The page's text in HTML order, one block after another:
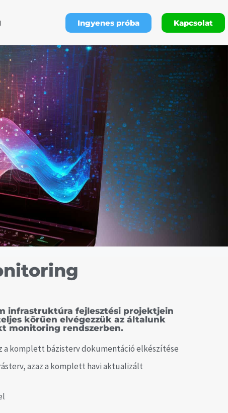
Ingyenes próba Kapcsolat
infrastruktúra fejlesztési projektjein
körűen elvégezzük az általunk
monitoring rendszerben.
a komplett bázisterv dokumentáció elkészítése
azaz a komplett havi aktualizált